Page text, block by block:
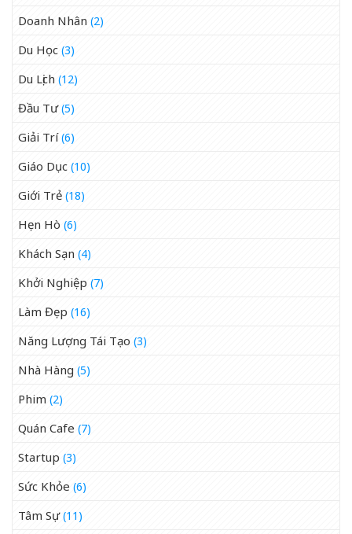
Doanh Nhân (2)
Du Học (3)
Du Lịch (12)
Đầu Tư(5)
Giải Trí(6)
Giáo Dục (10)
Giới Trẻ (18)
Hẹn Hò (6)
Khách Sạn (4)
Khởi Nghiệp (7)
Làm Đẹp (16)
Năng Lượng Tái Tạo (3)
Nhà Hàng (5)
Phim (2)
Quán Cafe (7)
Startup (3)
Sức Khỏe (6)
Tâm Sự(11)